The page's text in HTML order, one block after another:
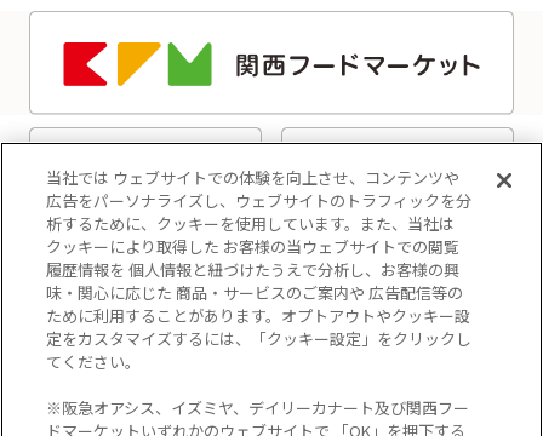
クッキーポリシー
当社では ウェブサイトでの体験を向上させ、コンテンツや
広告をパーソナライズし、ウェブサイトのトラフィックを分
析するために、クッキーを使用しています。また、当社は
クッキーにより取得した お客様の当ウェブサイトでの閲覧
履歴情報を 個人情報と紐づけたうえで分析し、お客様の興
味・関心に応じた 商品・サービスのご案内や 広告配信等の
ために利用することがあります。オプトアウトやクッキー設
定をカスタマイズするには、「クッキー設定」をクリックし
てください。
※阪急オアシス、イズミヤ、デイリーカナート及び関西フー
ドマーケットいずれかのウェブサイトで 「OK」を押下する